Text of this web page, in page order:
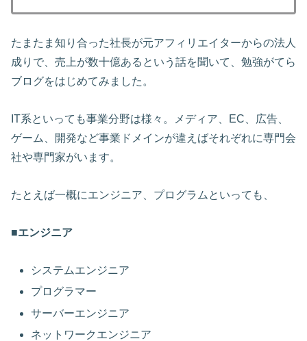
たまたま知り合った社長が元アフィリエイターからの法人
成りで、売上が数十億あるという話を聞いて、勉強がてら
ブログをはじめてみました。
IT系といっても事業分野は様々。メディア、EC、広告、
ゲーム、開発など事業ドメインが違えばそれぞれに専門会
社や専門家がいます。
たとえば一概にエンジニア、プログラムといっても、
■エンジニア
システムエンジニア
プログラマー
サーバーエンジニア
ネットワークエンジニア